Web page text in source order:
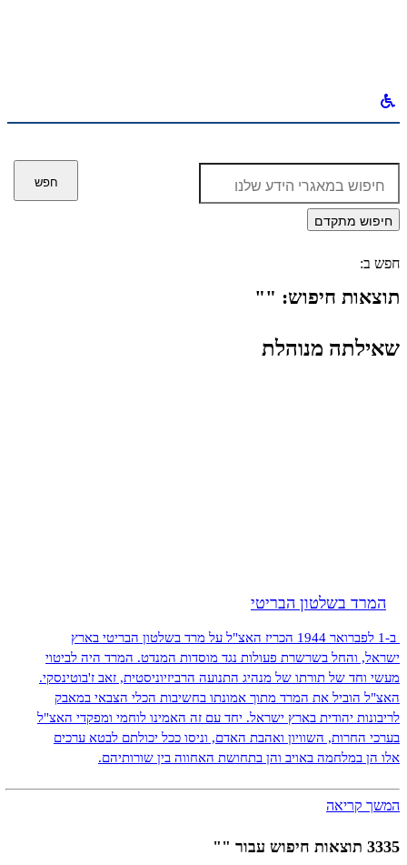
לחפש
חפש
חיפוש מתקדם
חפש ב:
תוצאות חיפוש: ""
שאילתה מנוהלת
המרד בשלטון הבריטי
ב-1 לפברואר 1944 הכריז האצ"ל על מרד בשלטון הבריטי בארץ
ישראל, והחל בשרשרת פעולות נגד מוסדות המנדט. המרד היה לביטוי
מעשי וחד של תורתו של מנהיג התנועה הרביזיוניסטית, זאב ז'בוטינסקי.
האצ"ל הוביל את המרד מתוך אמונתו בחשיבות הכלי הצבאי במאבק
לריבונות יהודית בארץ ישראל. יחד עם זה האמינו לוחמי ומפקדי האצ"ל
בערכי החרות, השוויון ואהבת האדם, וניסו ככל יכולתם לבטא ערכים
אלו הן במלחמה באויב והן בתחושת האחווה בין שורותיהם.
המשך קריאה
3335 תוצאות חיפוש עבור ""